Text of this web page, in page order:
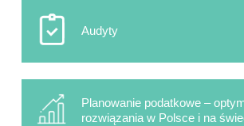
Audyty
Planowanie podatkowe –
rozwiązania w Polsce i na